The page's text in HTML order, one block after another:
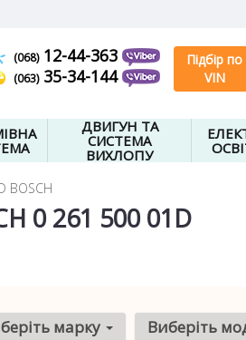
(068)12-44-363
(063)35-34-144
Підбір по
VIN
ДВИГУН ТА
СИСТЕМА
ВИХЛОПУ
BOSCH
0 261 500 01D
марку Виберіть